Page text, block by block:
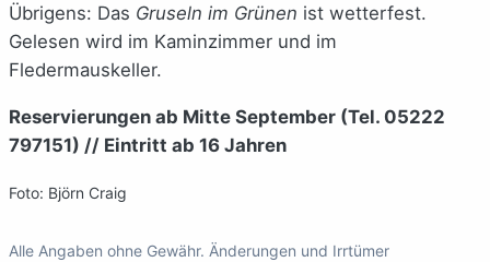
Übrigens: Das Gruseln im Grünen ist wetterfest.
Gelesen wird im Kaminzimmer und im
Fledermauskeller.
Reservierungen ab Mitte September (Tel. 05222
797151) // Eintritt ab 16 Jahren
Foto: Björn Craig
Alle Angaben ohne Gewähr. Änderungen und Irrtümer